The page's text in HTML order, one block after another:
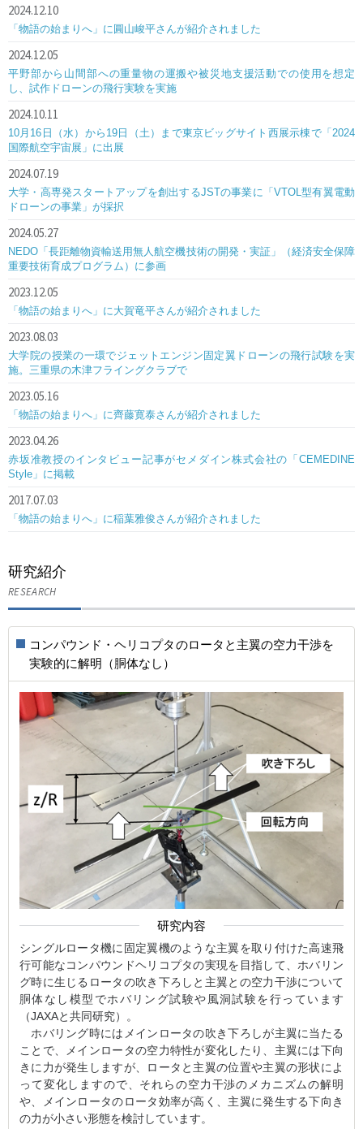
2024.12.10
「物語の始まりへ」に圓山峻平さんが紹介されました
2024.12.05
平野部から山間部への重量物の運搬や被災地支援活動での使用を想定
し、試作ドローンの飛行実験を実施
2024.10.11
10月16日（水）から19日（土）まで東京ビッグサイト西展示棟で「2024
国際航空宇宙展」に出展
2024.07.19
大学・高専発スタートアップを創出するJSTの事業に「VTOL型有翼電動
ドローンの事業」が採択
2024.05.27
NEDO「長距離物資輸送用無人航空機技術の開発・実証」（経済安全保障
重要技術育成プログラム）に参画
2023.12.05
「物語の始まりへ」に大賀竜平さんが紹介されました
2023.08.03
大学院の授業の一環でジェットエンジン固定翼ドローンの飛行試験を実
施。三重県の木津フライングクラブで
2023.05.16
「物語の始まりへ」に齊藤寛泰さんが紹介されました
2023.04.26
赤坂准教授のインタビュー記事がセメダイン株式会社の「CEMEDINE
Style」に掲載
2017.07.03
「物語の始まりへ」に稲葉雅俊さんが紹介されました
研究紹介
RESEARCH
コンパウンド・ヘリコプタのロータと主翼の空力干渉を
実験的に解明（胴体なし）
研究内容
シングルロータ機に固定翼機のような主翼を取り付けた高速飛
行可能なコンパウンドヘリコプタの実現を目指して、ホバリン
グ時に生じるロータの吹き下ろしと主翼との空力干渉について
胴体なし模型でホバリング試験や風洞試験を行っています
（JAXAと共同研究）。
ホバリング時にはメインロータの吹き下ろしが主翼に当たる
ことで、メインロータの空力特性が変化したり、主翼には下向
きに力が発生しますが、ロータと主翼の位置や主翼の形状によ
って変化しますので、それらの空力干渉のメカニズムの解明
や、メインロータのロータ効率が高く、主翼に発生する下向き
の力が小さい形態を検討しています。